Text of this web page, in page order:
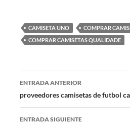
CAMISETA UNO
COMPRAR
COMPRAR CAMISETAS QUALIDADE
Navegación
de
entradas
ENTRADA ANTERIOR
proveedores camisetas de futbol
ENTRADA SIGUIENTE